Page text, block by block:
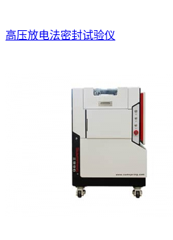
高压放电法密封试验仪